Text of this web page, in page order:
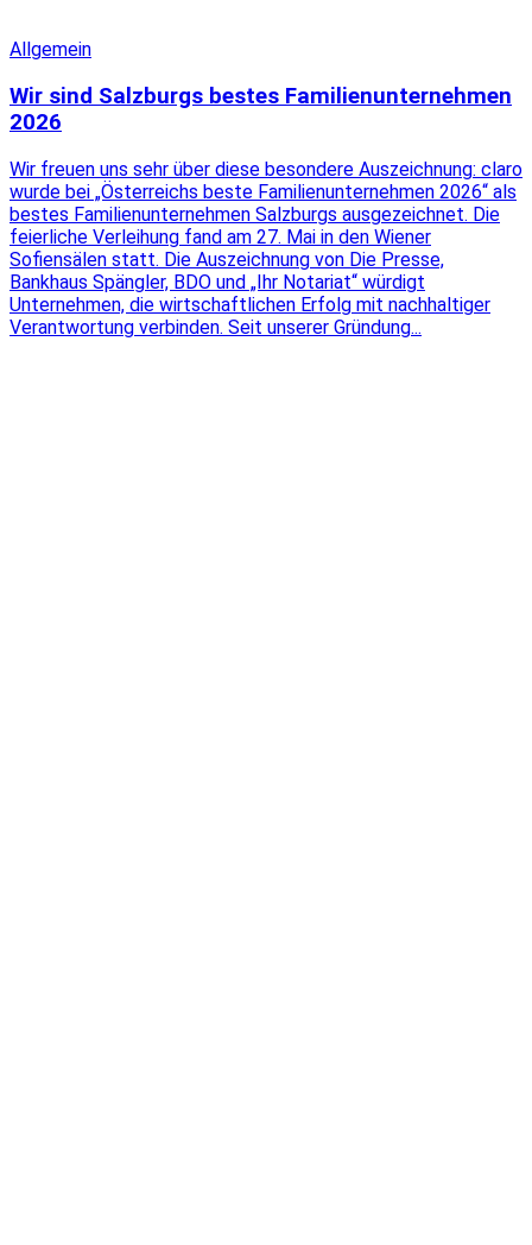
Allgemein
Wir sind Salzburgs bestes Familienunternehmen
2026
Wir freuen uns sehr über diese besondere Auszeichnung: claro
wurde bei „Österreichs beste Familienunternehmen 2026“ als
bestes Familienunternehmen Salzburgs ausgezeichnet. Die
feierliche Verleihung fand am 27. Mai in den Wiener
Sofiensälen statt. Die Auszeichnung von Die Presse,
Bankhaus Spängler, BDO und „Ihr Notariat“ würdigt
Unternehmen, die wirtschaftlichen Erfolg mit nachhaltiger
Verantwortung verbinden. Seit unserer Gründung...